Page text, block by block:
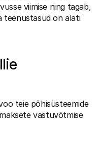
viimise ning tagab,
teenustasud on alati
teie põhisüsteemide
vastuvõtmise
aidata